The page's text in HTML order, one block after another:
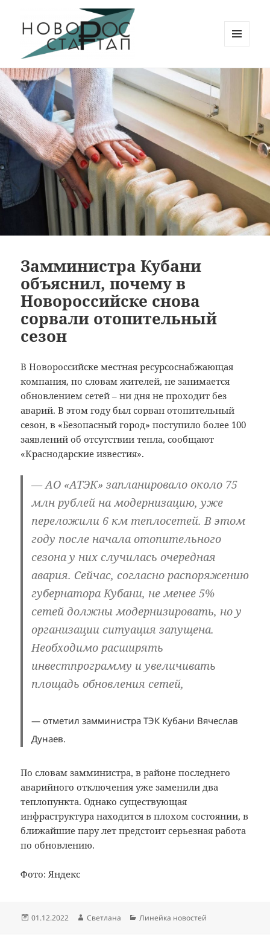
Новорос Стартап
ВИДЖЕТЫ
Замминистра Кубани
объяснил, почему в
Новороссийске снова
сорвали отопительный
сезон
В Новороссийске местная ресурсоснабжающая
компания, по словам жителей, не занимается
обновлением сетей – ни дня не проходит без
аварий. В этом году был сорван отопительный
сезон, в «Безопасный город» поступило более 100
заявлений об отсутствии тепла, сообщают
«Краснодарские известия».
— АО «АТЭК» запланировало около 75
млн рублей на модернизацию, уже
переложили 6 км теплосетей. В этом
году после начала отопительного
сезона у них случилась очередная
авария. Сейчас, согласно распоряжению
губернатора Кубани, не менее 5%
сетей должны модернизировать, но у
организации ситуация запущена.
Необходимо расширять
инвестпрограмму и увеличивать
площадь обновления сетей,
— отметил замминистра ТЭК Кубани Вячеслав
Дунаев.
По словам замминистра, в районе последнего
аварийного отключения уже заменили два
теплопункта. Однако существующая
инфраструктура находится в плохом состоянии, в
ближайшие пару лет предстоит серьезная работа
по обновлению.
Фото: Яндекс
Опубликовано
01.12.2022 Автор
Светлана Рубрики
Линейка новостей